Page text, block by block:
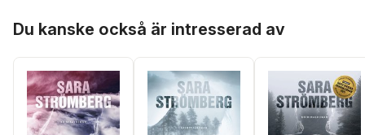
Du kanske också är intresserad av